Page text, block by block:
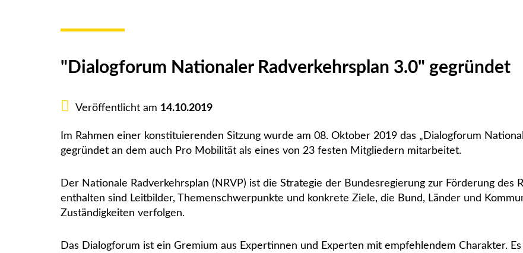
"Dialogforum Nationaler Radverkehrsplan 3.0" gegründet
Veröffentlicht am 14.10.2019
Im Rahmen einer konstituierenden Sitzung wurde am 08. Oktober 2019 das „Dialogforum
gegründet an dem auch Pro Mobilität als eines von 23 festen Mitgliedern mitarbeitet.
Der Nationale Radverkehrsplan (NRVP) ist die Strategie der Bundesregierung zur Förderung des
enthalten sind Leitbilder, Themenschwerpunkte und konkrete Ziele, die Bund, Länder und
Zuständigkeiten verfolgen.
Das Dialogforum ist ein Gremium aus Expertinnen und Experten mit empfehlendem Charakter.